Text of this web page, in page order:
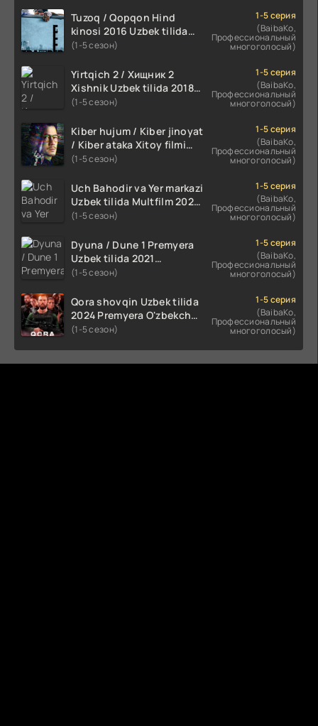
Tuzoq / Qopqon Hind
kinosi 2016 Uzbek tilida
tarjima film HD
(1-5 сезон)
1-5 серия
(BaibaKo,
Профессиональный
многоголосый)
Yirtqich 2 / Хищник 2
Xishnik Uzbek tilida 2018-
2024 O'zbekcha tarjima
(1-5 сезон)
1-5 серия
(BaibaKo,
Профессиональный
многоголосый)
Kiber hujum / Kiber jinoyat
/ Kiber ataka Xitoy filmi
Uzbek tilida O'zbekcha
HD skachat
(1-5 сезон)
1-5 серия
(BaibaKo,
Профессиональный
многоголосый)
Uch Bahodir va Yer markazi
Uzbek tilida Multfilm 2025
tarjima HD skachat
(1-5 сезон)
1-5 серия
(BaibaKo,
Профессиональный
многоголосый)
Dyuna / Dune 1 Premyera
Uzbek tilida 2021
O'zbekcha tarjima kino HD
(1-5 сезон)
1-5 серия
(BaibaKo,
Профессиональный
многоголосый)
Qora shovqin Uzbek tilida
2024 Premyera O'zbekcha
tarjima kino HD skachat
(1-5 сезон)
1-5 серия
(BaibaKo,
Профессиональный
многоголосый)